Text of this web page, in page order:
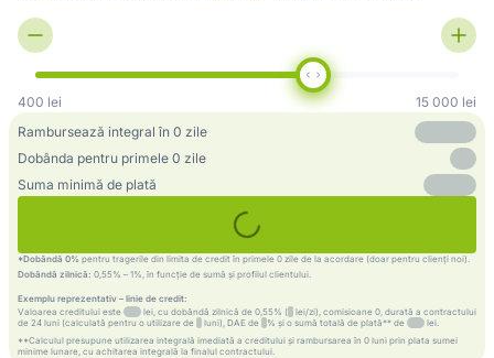
400 lei 15 000 lei
Rambursează integral în 0 zile
Dobânda pentru primele 0 zile
Suma minimă de plată
*Dobândă 0% pentru tragerile din limita de credit în primele 0 zile de la acordare (doar pentru clienți noi).
Dobândă zilnică: 0,55% – 1%, în funcție de sumă și profilul clientului.
Exemplu reprezentativ – linie de credit:
Valoarea creditului este
lei, cu dobândă zilnică de 0,55% (
lei/zi), comisioane 0, durată a contractului
de 24 luni (calculată pentru o utilizare de
luni), DAE de % și o sumă totală de plată** de
lei.
**Calculul presupune utilizarea integrală imediată a creditului și rambursarea în 0 luni prin plata sumei
minime lunare, cu achitarea integrală la finalul contractului.